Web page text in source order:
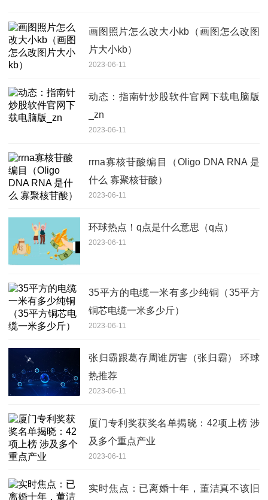
画图照片怎么改大小kb（画图怎么改图
片大小kb）
2023-06-11
动态：指南针炒股软件官网下载电脑版
_zn
2023-06-11
rrna寡核苷酸编目（Oligo DNA RNA 是
什么 寡聚核苷酸）
2023-06-11
环球热点！q点是什么意思（q点）
2023-06-11
35平方的电缆一米有多少纯铜（35平方
铜芯电缆一米多少斤）
2023-06-11
张归霸跟葛存周谁厉害（张归霸） 环球
热推荐
2023-06-11
厦门专利奖获奖名单揭晓：42项上榜 涉
及多个重点产业
2023-06-11
实时焦点：已离婚十年，董洁真不该旧